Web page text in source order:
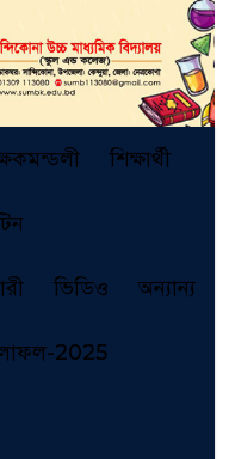
শিক্ষার্থী
ভিডিও অন্যান্য
2025